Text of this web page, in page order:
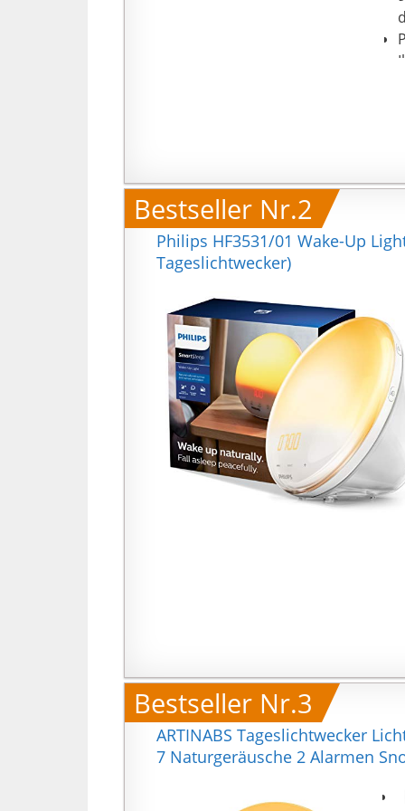
Bestseller Nr.2
Philips HF3531/01 Wake-Up
Tageslichtwecker)
Bestseller Nr.3
ARTINABS Tageslichtwecker
7 Naturgeräusche 2 Alarmen